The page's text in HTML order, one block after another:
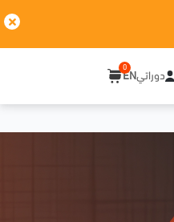
دوراتيEN
0